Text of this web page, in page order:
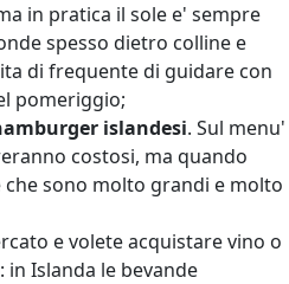
in pratica il sole e' sempre
spesso dietro colline e
di frequente di guidare con
pomeriggio;
islandesi. Sul menu'
costosi, ma quando
sono molto grandi e molto
e volete acquistare vino o
Islanda le bevande